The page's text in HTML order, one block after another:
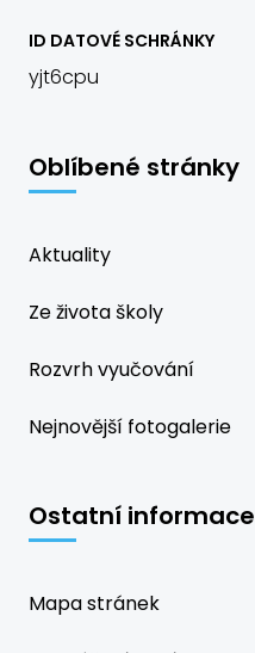
ID DATOVÉ SCHRÁNKY
yjt6cpu
Oblíbené stránky
Aktuality
Ze života školy
Rozvrh vyučování
Nejnovější fotogalerie
Ostatní informace
Mapa stránek